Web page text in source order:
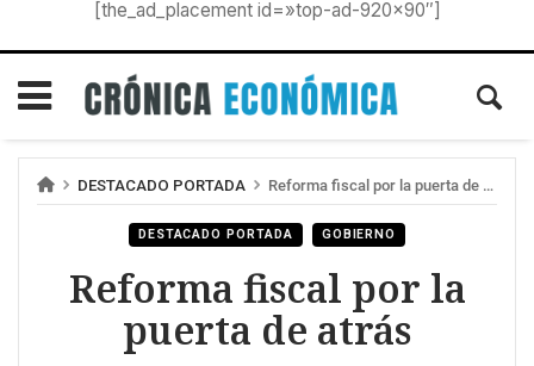
[the_ad_placement id=»top-ad-920×90″]
DESTACADO PORTADA Reforma fiscal por la puerta de atrás
DESTACADO PORTADA GOBIERNO
Reforma fiscal por la
puerta de atrás